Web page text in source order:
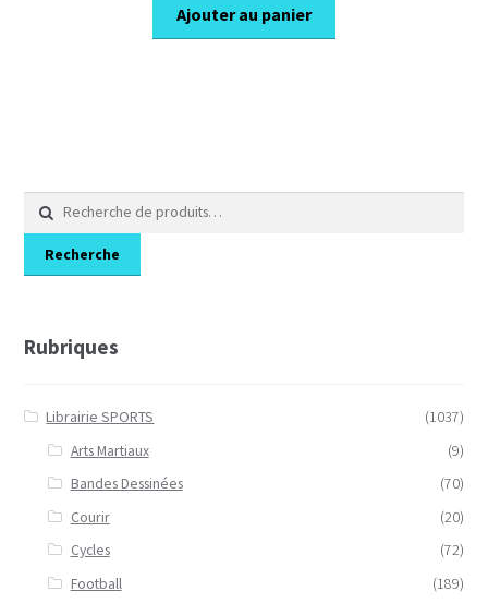
initial
était :
actuel
est :
Ajouter au panier
Recherche
pour :
Recherche
Rubriques
Librairie SPORTS
(1037)
Arts Martiaux
(9)
Bandes Dessinées
(70)
Courir
(20)
Cycles
(72)
Football
(189)